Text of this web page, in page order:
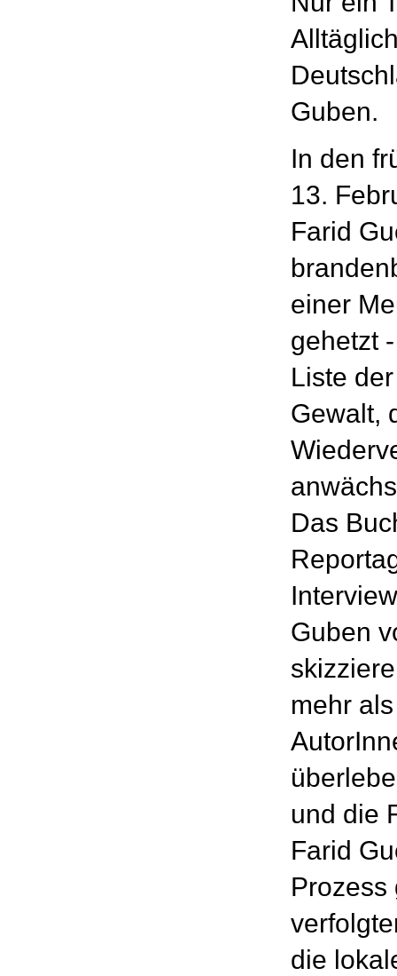
Guben.
In den
13.
Farid
einer
gehetzt
Liste
Gewalt,
Das
Guben
mehr
und die
Farid
Prozess
die